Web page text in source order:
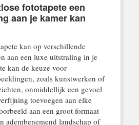
fototapete een
aan je kamer kan
kan op verschillende
aan een luxe uitstraling in je
kan de keuze voor
zoals kunstwerken of
onmiddellijk een gevoel
toevoegen aan elke
aan een groot formaat
adembenemend landschap of